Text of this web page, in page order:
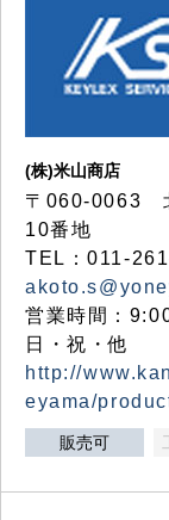
(株)米山商店
〒060-0063
10番地
TEL：011-
営業時間：
日・祝・他
http://
eyama/
販売可